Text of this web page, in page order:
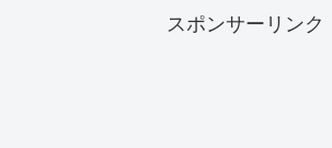
スポンサーリンク